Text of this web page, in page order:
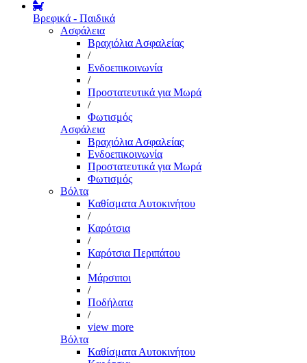
Βρεφικά - Παιδικά
Ασφάλεια
Βραχιόλια Ασφαλείας
/
Ενδοεπικοινωνία
/
Προστατευτικά για Μωρά
/
Φωτισμός
Ασφάλεια
Βραχιόλια Ασφαλείας
Ενδοεπικοινωνία
Προστατευτικά για Μωρά
Φωτισμός
Βόλτα
Καθίσματα Αυτοκινήτου
/
Καρότσια
/
Καρότσια Περιπάτου
/
Μάρσιποι
/
Ποδήλατα
/
view more
Βόλτα
Καθίσματα Αυτοκινήτου